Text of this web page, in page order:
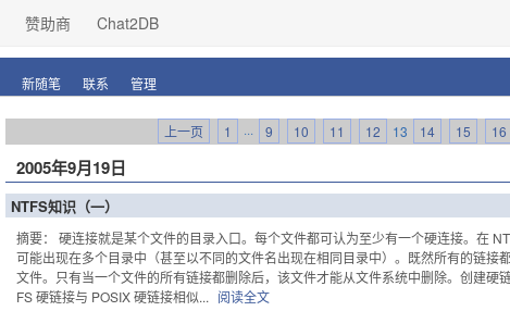
赞助商 Chat2DB
新随笔 联系 管理
上一页 1 ··· 9 10 11 12 13 14 15 16
2005年9月19日
NTFS知识（一）
摘要： 硬连接就是某个文件的目录入口。每个文件都可认为至少有一个硬连接。在
可能出现在多个目录中（甚至以不同的文件名出现在相同目录中）。既然所有的链接
文件。只有当一个文件的所有链接都删除后，该文件才能从文件系统中删除。创建硬
FS 硬链接与 POSIX 硬链接相似... 阅读全文